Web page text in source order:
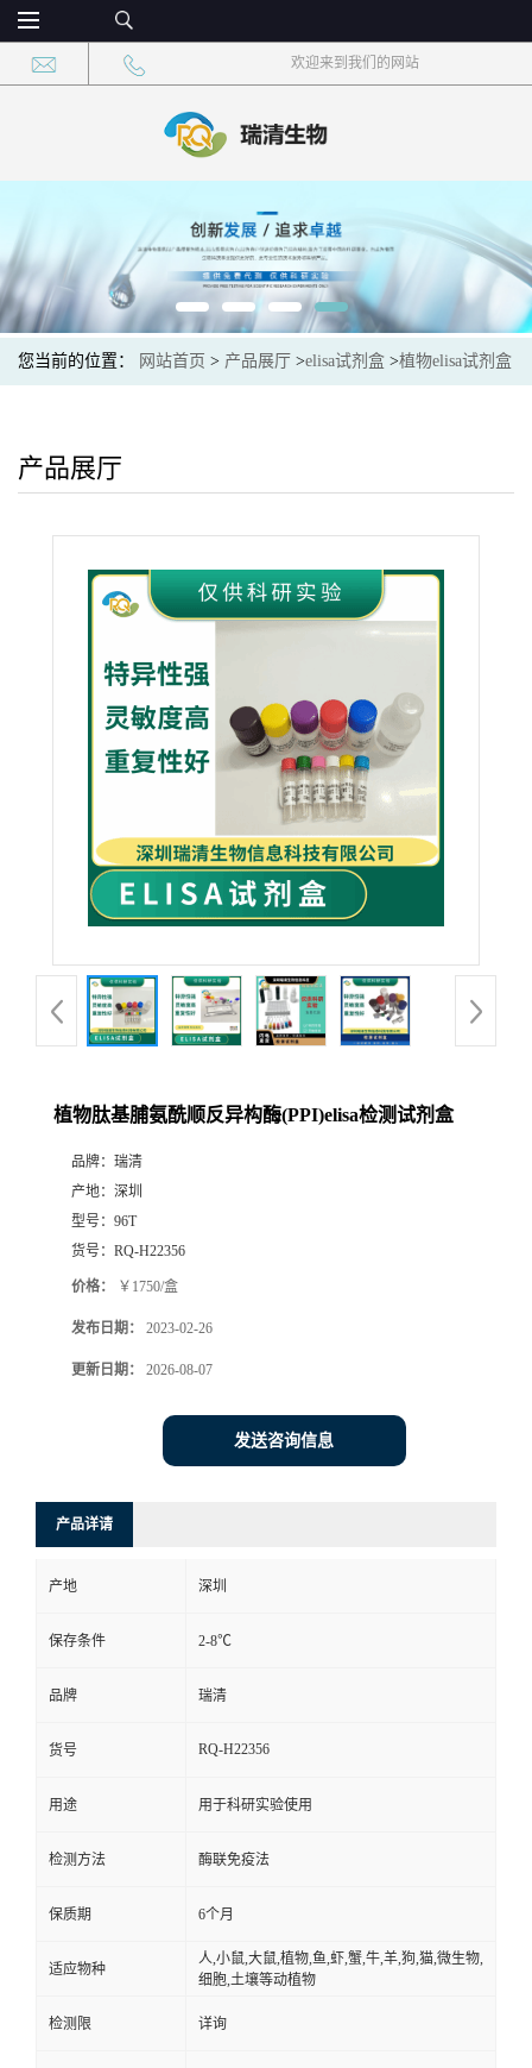
欢迎来到我们的网站
您当前的位置： 网站首页 > 产品展厅 >elisa试剂盒 >植物elisa试剂盒
产品展厅
植物肽基脯氨酰顺反异构酶(PPI)elisa检测试剂盒
品牌： 瑞清
产地： 深圳
型号： 96T
货号： RQ-H22356
价格： ￥1750/盒
发布日期： 2023-02-26
更新日期： 2026-08-07
发送咨询信息
产品详请
产地 深圳
保存条件 2-8℃
品牌 瑞清
货号 RQ-H22356
用途 用于科研实验使用
检测方法 酶联免疫法
保质期 6个月
适应物种
人,小鼠,大鼠,植物,鱼,虾,蟹,牛,羊,狗,猫,微生物,
细胞,土壤等动植物
检测限 详询